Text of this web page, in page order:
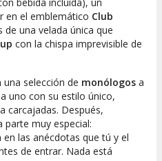
bebida incluida), un
en el emblemático Club
de una velada única que
con la chispa imprevisible de
selección de monólogos a
uno con su estilo único,
carcajadas. Después,
parte muy especial:
las anécdotas que tú y el
de entrar. Nada está